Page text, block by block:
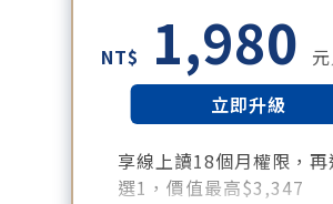
NT$ 1,980
立即升級
享線上讀18個月權限，再
選1，價值最高$3,347